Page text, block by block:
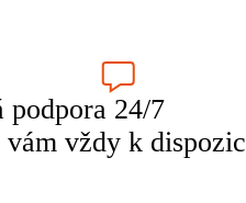
podpora 24/7
vám vždy k